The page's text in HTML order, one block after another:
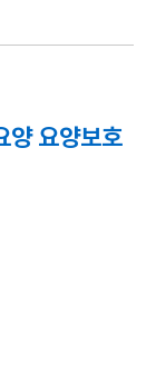
요양보호